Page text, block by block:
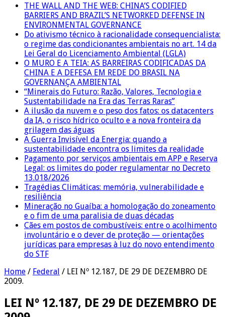
THE WALL AND THE WEB: CHINA’S CODIFIED
BARRIERS AND BRAZIL’S NETWORKED DEFENSE IN
ENVIRONMENTAL GOVERNANCE
Do ativismo técnico à racionalidade consequencialista:
o regime das condicionantes ambientais no art. 14 da
Lei Geral do Licenciamento Ambiental (LGLA)
O MURO E A TEIA: AS BARREIRAS CODIFICADAS DA
CHINA E A DEFESA EM REDE DO BRASIL NA
GOVERNANÇA AMBIENTAL
“Minerais do Futuro: Razão, Valores, Tecnologia e
Sustentabilidade na Era das Terras Raras”
A ilusão da nuvem e o peso dos fatos: os datacenters
da IA, o risco hídrico oculto e a nova fronteira da
grilagem das águas
A Guerra Invisível da Energia: quando a
sustentabilidade encontra os limites da realidade
Pagamento por serviços ambientais em APP e Reserva
Legal: os limites do poder regulamentar no Decreto
13.018/2026
Tragédias Climáticas: memória, vulnerabilidade e
resiliência
Mineração no Guaíba: a homologação do zoneamento
e o fim de uma paralisia de duas décadas
Cães em postos de combustíveis: entre o acolhimento
involuntário e o dever de proteção — orientações
jurídicas para empresas à luz do novo entendimento
do STF
Home / Federal / LEI Nº 12.187, DE 29 DE DEZEMBRO DE
2009.
LEI Nº 12.187, DE 29 DE DEZEMBRO DE